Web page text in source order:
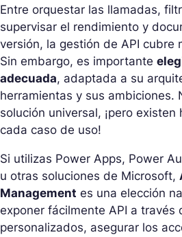
Entre orquestar las llamadas,
supervisar el rendimiento y
versión, la gestión de API cubre
Sin embargo, es importante
adecuada, adaptada a su
herramientas y sus ambiciones.
solución universal, ¡pero existen
cada caso de uso!
Si utilizas Power Apps, Power
u otras soluciones de Microsoft,
Management es una elección
exponer fácilmente API a través
personalizados, asegurar los